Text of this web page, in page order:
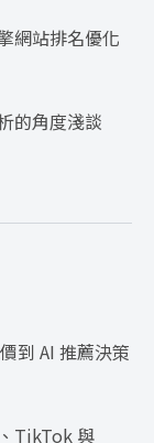
網站排名優化
的角度淺談
到 AI 推薦決策
TikTok 與